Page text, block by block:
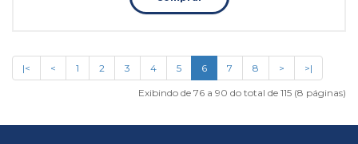
|< < 1 2 3 4 5 6 7 8 > >|
Exibindo de 76 a 90 do total de 115 (8 páginas)